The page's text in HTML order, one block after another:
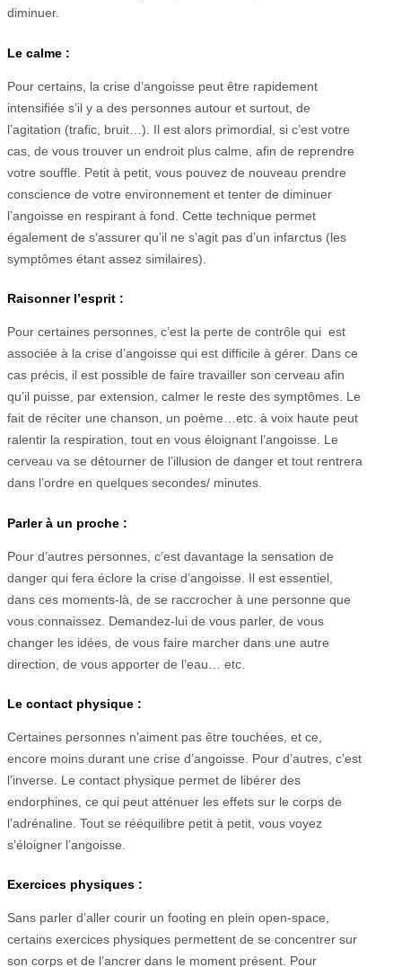
diminuer.
Le calme :
Pour certains, la crise d’angoisse peut être rapidement
intensifiée s’il y a des personnes autour et surtout, de
l’agitation (trafic, bruit…). Il est alors primordial, si c’est votre
cas, de vous trouver un endroit plus calme, afin de reprendre
votre souffle. Petit à petit, vous pouvez de nouveau prendre
conscience de votre environnement et tenter de diminuer
l’angoisse en respirant à fond. Cette technique permet
également de s’assurer qu’il ne s’agit pas d’un infarctus (les
symptômes étant assez similaires).
Raisonner l’esprit :
Pour certaines personnes, c’est la perte de contrôle qui est
associée à la crise d’angoisse qui est difficile à gérer. Dans ce
cas précis, il est possible de faire travailler son cerveau afin
qu’il puisse, par extension, calmer le reste des symptômes. Le
fait de réciter une chanson, un poème…etc. à voix haute peut
ralentir la respiration, tout en vous éloignant l’angoisse. Le
cerveau va se détourner de l’illusion de danger et tout rentrera
dans l’ordre en quelques secondes/ minutes.
Parler à un proche :
Pour d’autres personnes, c’est davantage la sensation de
danger qui fera éclore la crise d’angoisse. Il est essentiel,
dans ces moments-là, de se raccrocher à une personne que
vous connaissez. Demandez-lui de vous parler, de vous
changer les idées, de vous faire marcher dans une autre
direction, de vous apporter de l’eau… etc.
Le contact physique :
Certaines personnes n’aiment pas être touchées, et ce,
encore moins durant une crise d’angoisse. Pour d’autres, c’est
l’inverse. Le contact physique permet de libérer des
endorphines, ce qui peut atténuer les effets sur le corps de
l’adrénaline. Tout se rééquilibre petit à petit, vous voyez
s’éloigner l’angoisse.
Exercices physiques :
Sans parler d’aller courir un footing en plein open-space,
certains exercices physiques permettent de se concentrer sur
son corps et de l’ancrer dans le moment présent. Pour